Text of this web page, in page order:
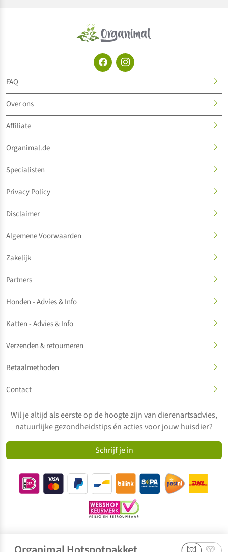
FAQ
Over ons
Affiliate
Organimal.de
Specialisten
Privacy Policy
Disclaimer
Algemene Voorwaarden
Zakelijk
Partners
Honden - Advies & Info
Katten - Advies & Info
Verzenden & retourneren
Betaalmethoden
Contact
Wil je altijd als eerste op de hoogte zijn van dierenartsadvies,
natuurlijke gezondheidstips én acties voor jouw huisdier?
Schrijf je in